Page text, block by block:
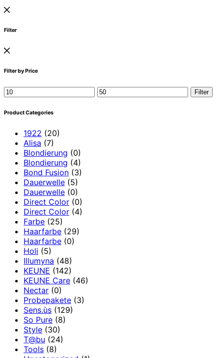
Filter
Filter by Price
Min.
Max.
Filter
Product Categories
1922 (20)
Alisa (7)
Blondierung (0)
Blondierung (4)
Bond Fusion (3)
Dauerwelle (5)
Dauerwelle (0)
Direct Color (0)
Direct Color (4)
Farbe (25)
Haarfarbe (29)
Haarfarbe (0)
Holi (5)
Illumyna (48)
KEUNE (142)
KEUNE Care (46)
Nectar (0)
Probepakete (3)
Sens.ùs (129)
So Pure (8)
Style (30)
T@bu (24)
Tools (8)